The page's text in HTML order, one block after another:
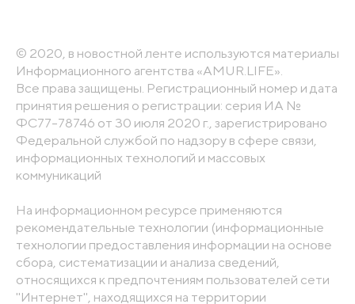
© 2020, в новостной ленте используются материалы
Информационного агентства «AMUR.LIFE».
Все права защищены. Регистрационный номер и дата
принятия решения о регистрации: серия ИА №
ФС77-78746 от 30 июля 2020 г., зарегистрировано
Федеральной службой по надзору в сфере связи,
информационных технологий и массовых
коммуникаций
На информационном ресурсе применяются
рекомендательные технологии (информационные
технологии предоставления информации на основе
сбора, систематизации и анализа сведений,
относящихся к предпочтениям пользователей сети
"Интернет", находящихся на территории